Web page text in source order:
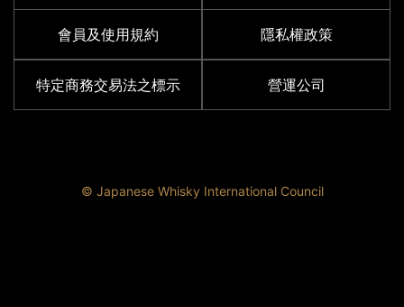
會員及使用規約 隱私權政策
特定商務交易法之標示 營運公司
© Japanese Whisky International Council